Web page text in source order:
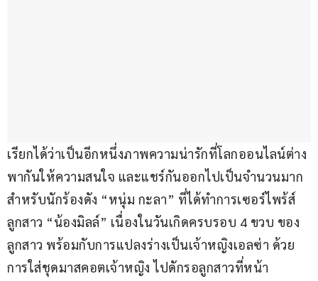
เรียกได้ว่าเป็นอีกหนึ่งภาพความน่ารักที่โลกออนไลน์ต่าง
พากันให้ความสนใจ และแชร์กันออกไปเป็นจำนวนมาก
สำหรับนักร้องดัง “หนุ่ม กะลา” ที่ได้ทำการเซอร์ไพร้ส์
ลูกสาว “น้องมิลล์” เนื่องในวันเกิดครบรอบ 4 ขวบ ของ
ลูกสาว พร้อมกับการแปลงร่างเป็นเจ้าหญิงเอลซ่า ด้วย
การใส่ชุดมาสคอตเจ้าหญิง ไปดักรอลูกสาวที่หน้า